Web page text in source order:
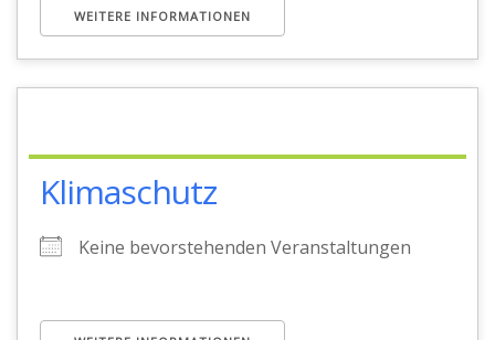
WEITERE INFORMATIONEN
Klimaschutz
Keine bevorstehenden Veranstaltungen